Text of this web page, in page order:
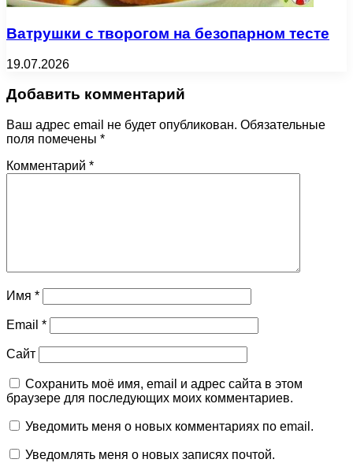
Ватрушки с творогом на безопарном тесте
19.07.2026
Добавить комментарий
Ваш адрес email не будет опубликован. Обязательные
поля помечены *
Комментарий *
Имя *
Email *
Сайт
Сохранить моё имя, email и адрес сайта в этом
браузере для последующих моих комментариев.
Уведомить меня о новых комментариях по email.
Уведомлять меня о новых записях почтой.